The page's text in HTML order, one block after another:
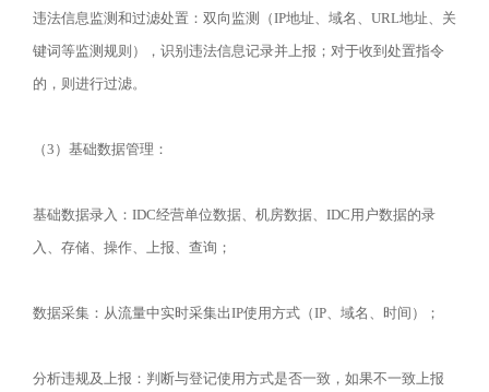
违法信息监测和过滤处置：双向监测（IP地址、域名、URL地址、关
键词等监测规则），识别违法信息记录并上报；对于收到处置指令
的，则进行过滤。
（3）基础数据管理：
基础数据录入：IDC经营单位数据、机房数据、IDC用户数据的录
入、存储、操作、上报、查询；
数据采集：从流量中实时采集出IP使用方式（IP、域名、时间）；
分析违规及上报：判断与登记使用方式是否一致，如果不一致上报